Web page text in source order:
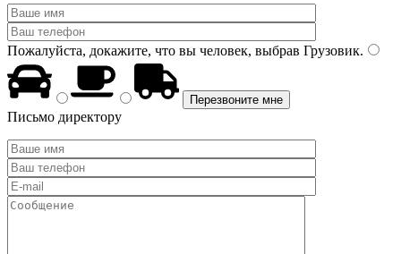
Пожалуйста, докажите, что вы человек, выбрав Грузовик.
Письмо директору